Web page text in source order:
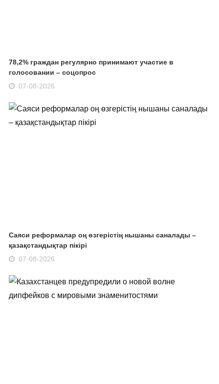
78,2% граждан регулярно принимают участие в
голосовании – соцопрос
07-08-2026
Саяси реформалар оң өзгерістің нышаны саналады –
қазақстандықтар пікірі
07-08-2026